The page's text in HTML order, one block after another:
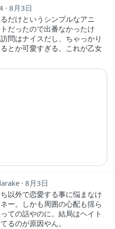
8月3日
だけというシンプルなアニ
だったので出番なかったけ
問はナイスだし、ちゃっかり
とか可愛すぎる。これが乙女
8月3日
以外で恋愛する事に悩まなけ
ー。しかも周囲の心配も揺ら
ての話やのに。結局はヘイト
るのが原因やん。